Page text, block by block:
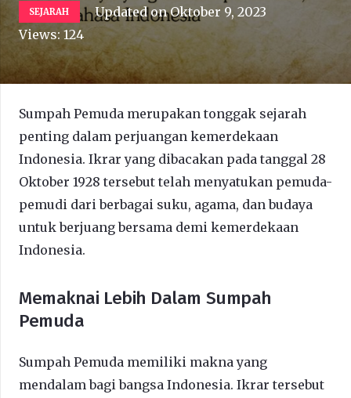
SEJARAH Updated onOktober 9, 2023
Views: 124
Sumpah Pemuda merupakan tonggak sejarah
penting dalam perjuangan kemerdekaan
Indonesia. Ikrar yang dibacakan pada tanggal 28
Oktober 1928 tersebut telah menyatukan pemuda-
pemudi dari berbagai suku, agama, dan budaya
untuk berjuang bersama demi kemerdekaan
Indonesia.
Memaknai Lebih Dalam Sumpah
Pemuda
Sumpah Pemuda memiliki makna yang
mendalam bagi bangsa Indonesia. Ikrar tersebut